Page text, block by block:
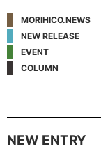
MORIHICO.NEWS
NEW RELEASE
EVENT
COLUMN
NEW ENTRY